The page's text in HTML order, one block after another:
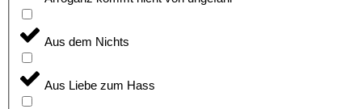
Aus dem Nichts
Aus Liebe zum Hass